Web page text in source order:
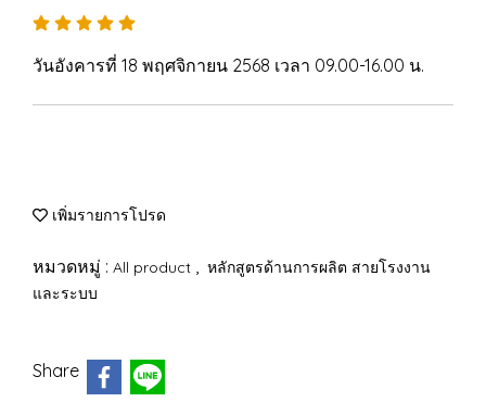
วันอังคารที่ 18 พฤศจิกายน 2568 เวลา 09.00-16.00 น.
เพิ่มรายการโปรด
หมวดหมู่ : All product , หลักสูตรด้านการผลิต สายโรงงาน
และระบบ
Share